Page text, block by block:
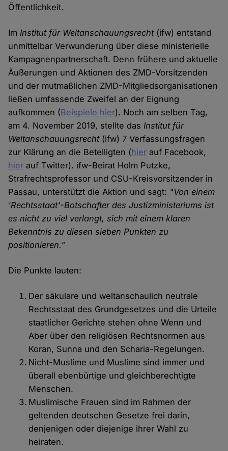
Öffentlichkeit.
ImInstitut für Weltanschauungsrecht(ifw) entstand
unmittelbar Verwunderung über diese ministerielle
Kampagnenpartnerschaft. Denn frühere und aktuelle
Äußerungen und Aktionen des ZMD-Vorsitzenden
und der mutmaßlichen ZMD-Mitgliedsorganisationen
ließen umfassende Zweifel an der Eignung
aufkommen (Beispiele hier). Noch am selben Tag,
am 4. November 2019, stellte dasInstitut für
Weltanschauungsrecht(ifw) 7 Verfassungsfragen
zur Klärung an die Beteiligten (hier auf Facebook,
hier auf Twitter). ifw-Beirat Holm Putzke,
Strafrechtsprofessor und CSU-Kreisvorsitzender in
Passau, unterstützt die Aktion und sagt: "Von einem
'Rechtsstaat'-Botschafter des Justizministeriums ist
es nicht zu viel verlangt, sich mit einem klaren
Bekenntnis zu diesen sieben Punkten zu
positionieren."
Die Punkte lauten:
Der säkulare und weltanschaulich neutrale
Rechtsstaat des Grundgesetzes und die Urteile
staatlicher Gerichte stehen ohne Wenn und
Aber über den religiösen Rechtsnormen aus
Koran, Sunna und den Scharia-Regelungen.
Nicht-Muslime und Muslime sind immer und
überall ebenbürtige und gleichberechtigte
Menschen.
Muslimische Frauen sind im Rahmen der
geltenden deutschen Gesetze frei darin,
denjenigen oder diejenige ihrer Wahl zu
heiraten.